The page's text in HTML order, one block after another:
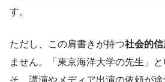
す。
ただし、この肩書きが持つ社会的
ません。「東京海洋大学の先生」